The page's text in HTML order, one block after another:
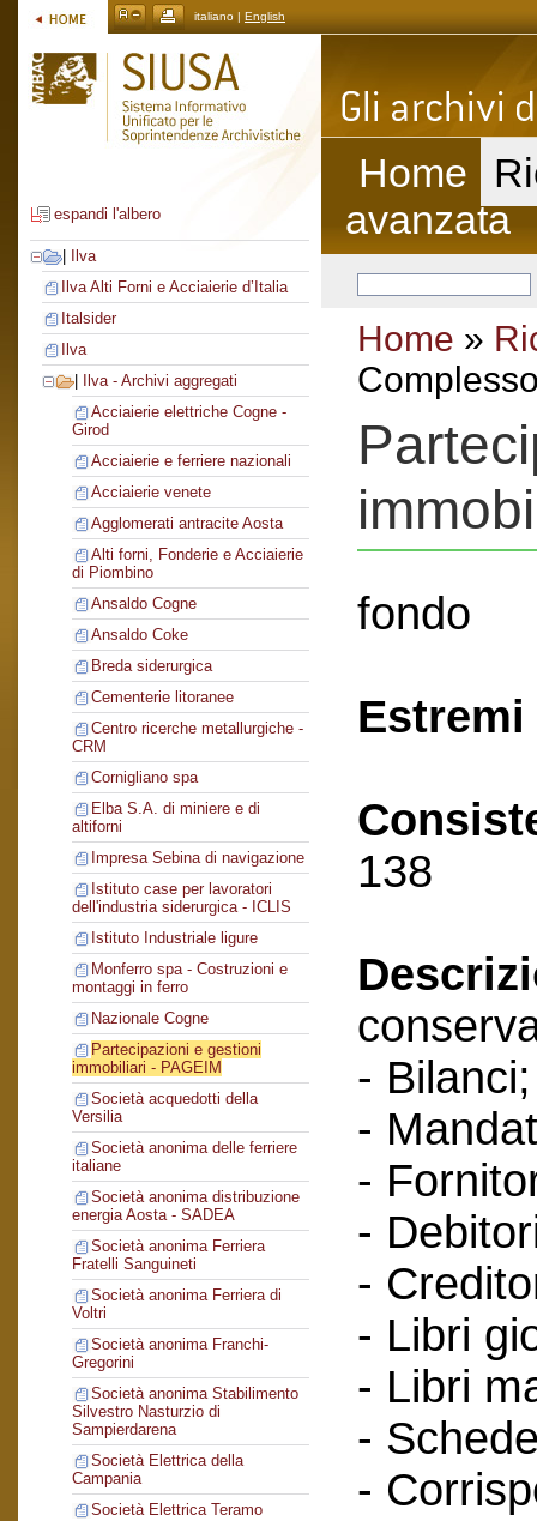
italiano | English
espandi l'albero
Ilva
Ilva Alti Forni e Acciaierie d’Italia
Italsider
Ilva
Ilva - Archivi aggregati
Acciaierie elettriche Cogne -
Girod
Acciaierie e ferriere nazionali
Acciaierie venete
Agglomerati antracite Aosta
Alti forni, Fonderie e Acciaierie
di Piombino
Ansaldo Cogne
Ansaldo Coke
Breda siderurgica
Cementerie litoranee
Centro ricerche metallurgiche -
CRM
Cornigliano spa
Elba S.A. di miniere e di
altiforni
Impresa Sebina di navigazione
Istituto case per lavoratori
dell'industria siderurgica - ICLIS
Istituto Industriale ligure
Monferro spa - Costruzioni e
montaggi in ferro
Nazionale Cogne
Partecipazioni e gestioni
immobiliari - PAGEIM
Società acquedotti della
Versilia
Società anonima delle ferriere
italiane
Società anonima distribuzione
energia Aosta - SADEA
Società anonima Ferriera
Fratelli Sanguineti
Società anonima Ferriera di
Voltri
Società anonima Franchi-
Gregorini
Società anonima Stabilimento
Silvestro Nasturzio di
Sampierdarena
Società Elettrica della
Campania
Società Elettrica Teramo
Home
avanzata
Home »
fondo
138
- Bilanci;
-
-
-
-
- Libri
- Libri
-
-